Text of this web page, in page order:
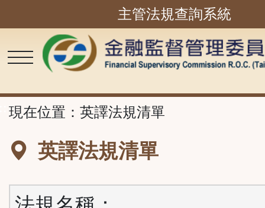
內
容
主管法規查詢系統
現在位置： 英譯法規清單
英譯法規清單